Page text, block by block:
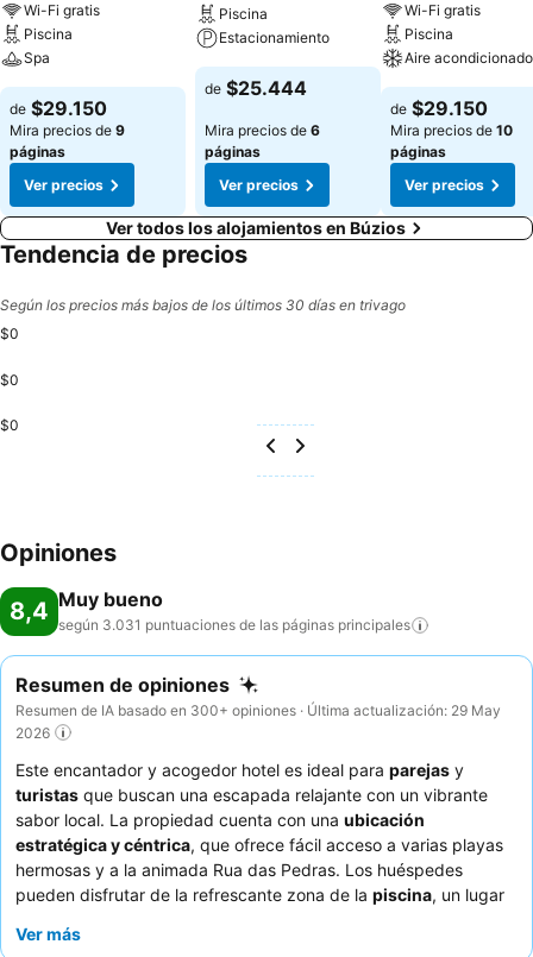
Wi-Fi gratis
Piscina
Spa
de $29.150
Mira precios de 9
páginas
Ver precios
Piscina
Estacionamiento
de $25.444
Mira precios de 6
páginas
Ver precios
Wi-Fi gratis
Piscina
Aire acondicionado
de $29.150
Mira precios de 10
páginas
Ver precios
Ver todos los alojamientos en Búzios
Tendencia de precios
Según los precios más bajos de los últimos 30 días en trivago
$0
$0
$0
Opiniones
8,4 Muy bueno
según 3.031 puntuaciones de las páginas principales
Resumen de opiniones
Resumen de IA basado en 300+ opiniones · Última actualización: 29 May
2026
Este encantador y acogedor hotel es ideal para parejas y
turistas que buscan una escapada relajante con un vibrante
sabor local. La propiedad cuenta con una ubicación
estratégica y céntrica, que ofrece fácil acceso a varias playas
hermosas y a la animada Rua das Pedras. Los huéspedes
pueden disfrutar de la refrescante zona de la piscina, un lugar
grandes elogios por su excepcional calidez y atención, que
Ver más